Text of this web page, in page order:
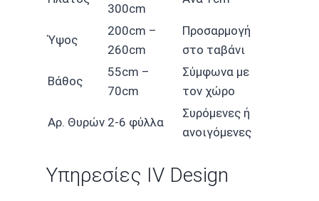
300cm
Ύψος
200cm –
260cm
Προσαρμογή
στο ταβάνι
Βάθος
55cm –
70cm
Σύμφωνα με
τον χώρο
Αρ. Θυρών 2-6 φύλλα
Συρόμενες ή
ανοιγόμενες
Υπηρεσίες IV Design